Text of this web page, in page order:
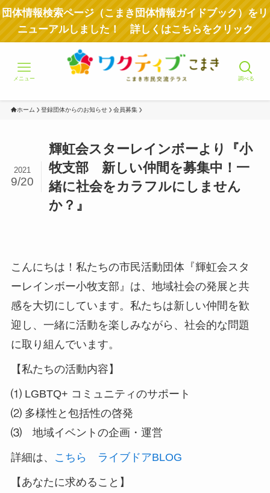
団体情報検索ページ（こまき団体情報ガイドブック）をリ
ニューアルしました！ 詳しくはこちらをクリック
調べる
メニュー
ホーム 登録団体からのお知らせ 会員募集
輝虹会スターレインボーより『小
牧支部 新しい仲間を募集中！一
緒に社会をカラフルにしません
か？』
2021
9/20
こんにちは！私たちの市民活動団体『輝虹会スタ
ーレインボー小牧支部』は、地域社会の発展と共
感を大切にしています。私たちは新しい仲間を歓
迎し、一緒に活動を楽しみながら、社会的な問題
に取り組んでいます。
【私たちの活動内容】
⑴ LGBTQ+ コミュニティのサポート
⑵ 多様性と包括性の啓発
⑶ 地域イベントの企画・運営
詳細は、 こちら ライブドアBLOG
【あなたに求めること】